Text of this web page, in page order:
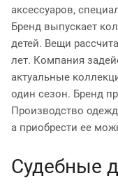
аксессуаров,
Бренд выпускает
детей. Вещи
лет. Компания
актуальные
один сезон. Бренд
Производство
а приобрести ее
Cудебные